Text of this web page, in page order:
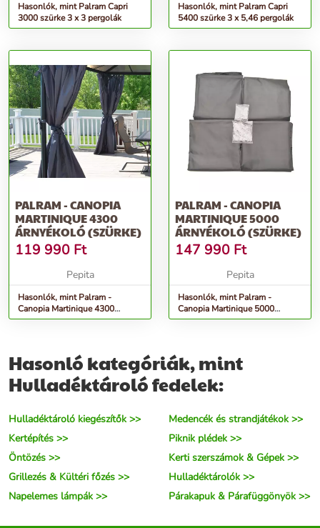
Hasonlók, mint Palram Capri
3000 szürke 3 x 3 pergolák
Hasonlók, mint Palram Capri
5400 szürke 3 x 5,46 pergolák
PALRAM - CANOPIA
MARTINIQUE 4300
ÁRNYÉKOLÓ (SZÜRKE)
119 990 Ft
Pepita
Hasonlók, mint Palram -
Canopia Martinique 4300
árnyékoló (szürke)
PALRAM - CANOPIA
MARTINIQUE 5000
ÁRNYÉKOLÓ (SZÜRKE)
147 990 Ft
Pepita
Hasonlók, mint Palram -
Canopia Martinique 5000
árnyékoló (szürke)
Hasonló kategóriák, mint
Hulladéktároló fedelek:
Hulladéktároló kiegészítők >>
Medencék és strandjátékok >>
Kertépítés >>
Piknik plédek >>
Öntözés >>
Kerti szerszámok & Gépek >>
Grillezés & Kültéri főzés >>
Hulladéktárolók >>
Napelemes lámpák >>
Párakapuk & Párafüggönyök >>